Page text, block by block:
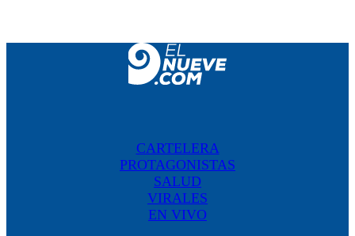
CARTELERA
PROTAGONISTAS
SALUD
VIRALES
EN VIVO